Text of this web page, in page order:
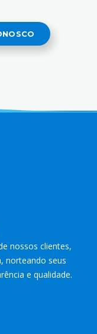
nossos clientes,
norteando seus
e qualidade.